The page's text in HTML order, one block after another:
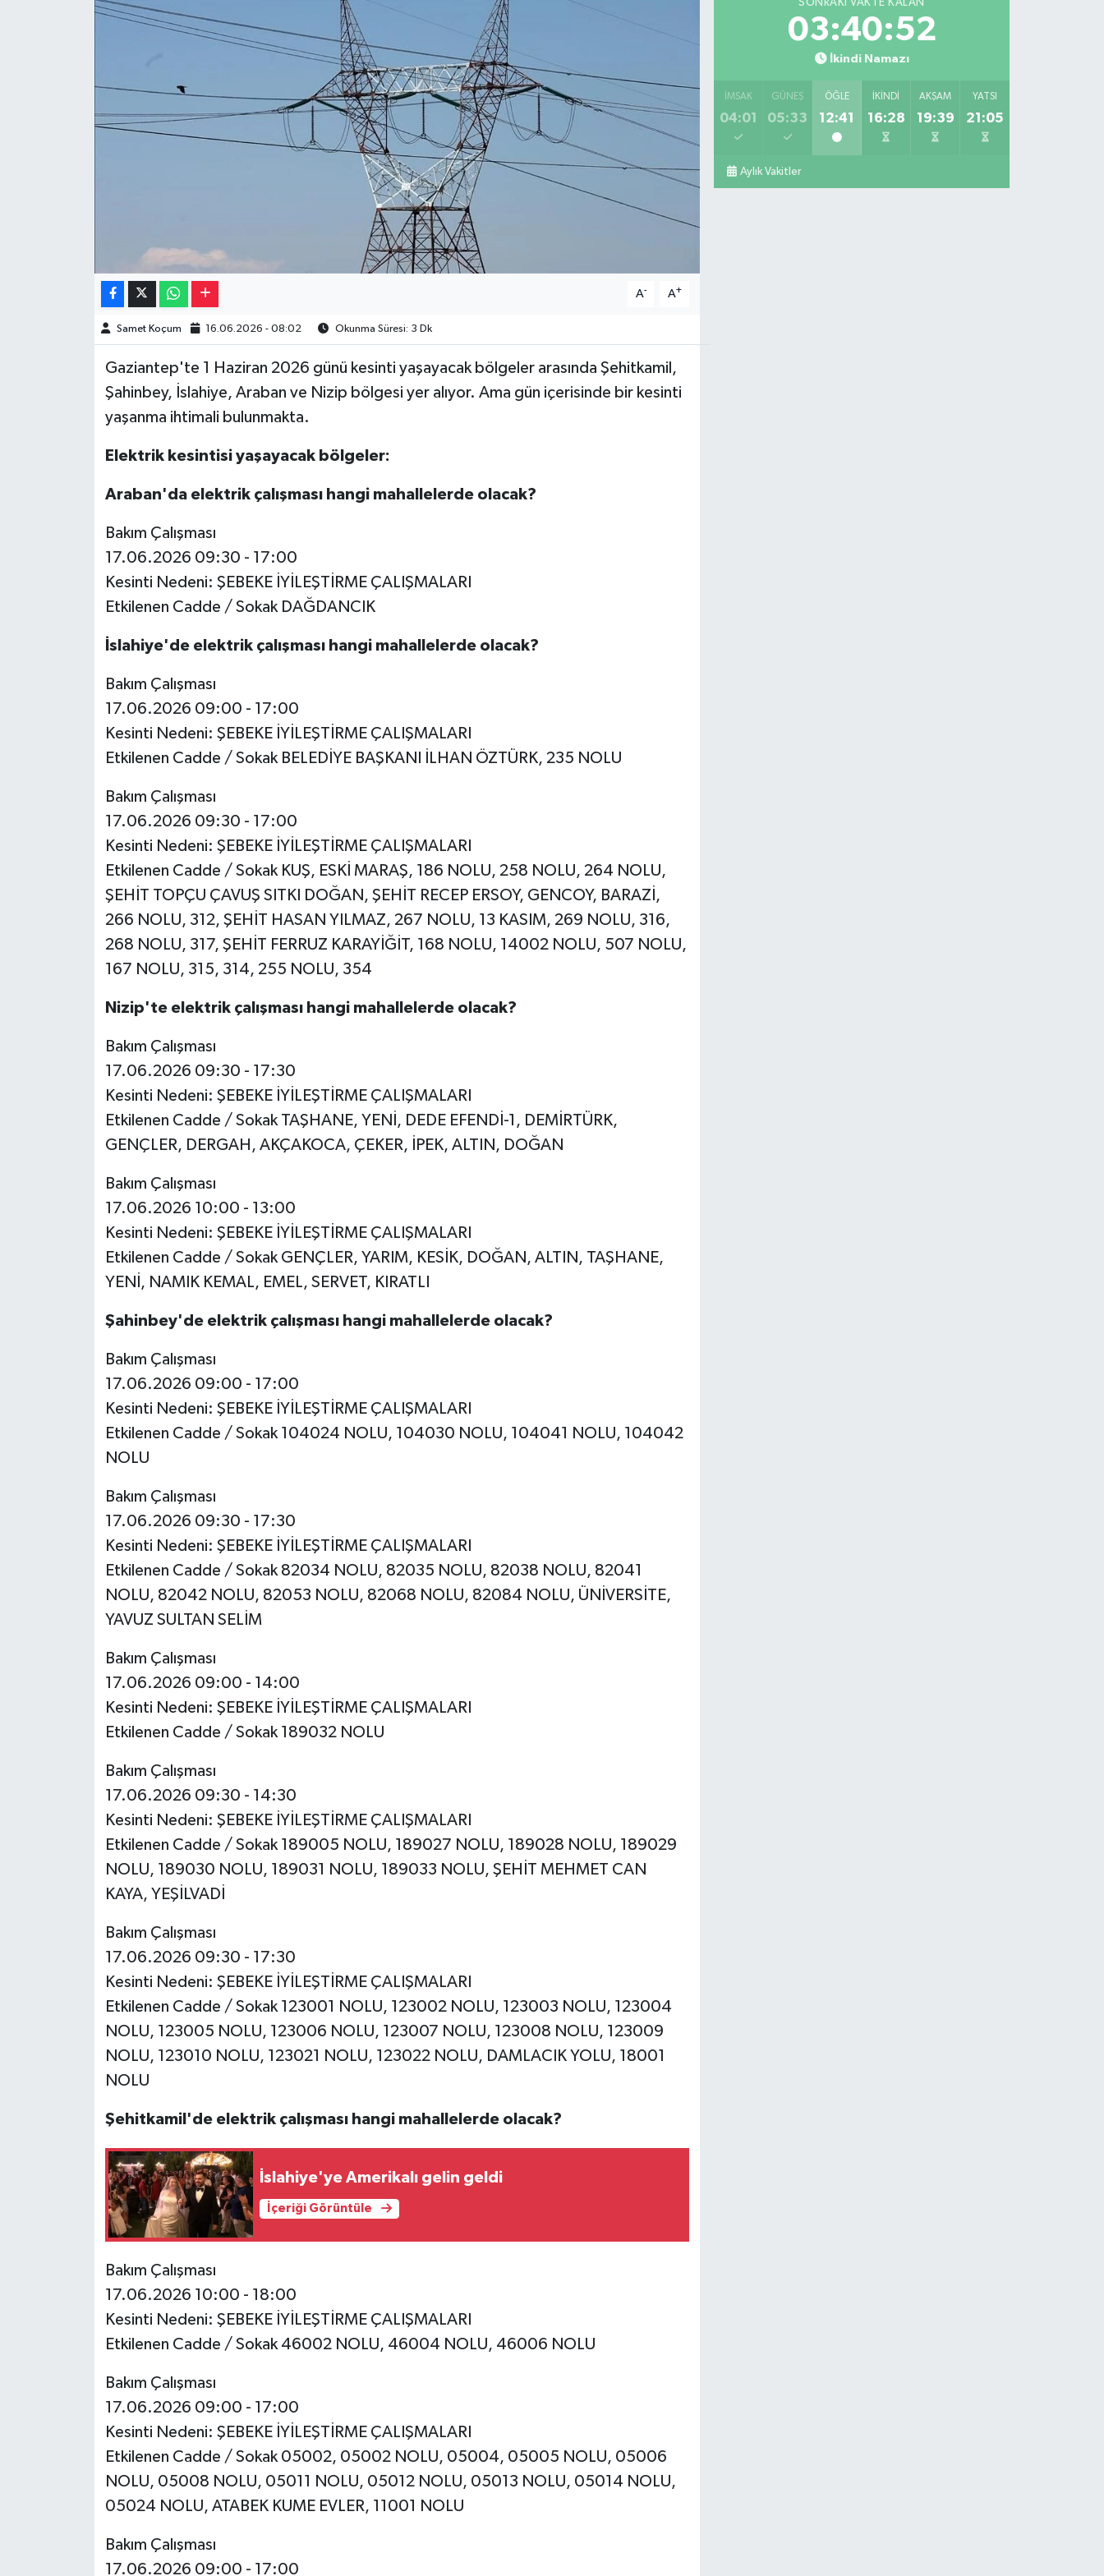
A- A+
Samet Koçum 16.06.2026 - 08:02 Okunma Süresi: 3 Dk
Gaziantep'te 1 Haziran 2026 günü kesinti yaşayacak bölgeler arasında Şehitkamil,
Şahinbey, İslahiye, Araban ve Nizip bölgesi yer alıyor. Ama gün içerisinde bir kesinti
yaşanma ihtimali bulunmakta.
Elektrik kesintisi yaşayacak bölgeler:
Araban'da elektrik çalışması hangi mahallelerde olacak?
Bakım Çalışması
17.06.2026 09:30 - 17:00
Kesinti Nedeni: ŞEBEKE İYİLEŞTİRME ÇALIŞMALARI
Etkilenen Cadde / Sokak DAĞDANCIK
İslahiye'de elektrik çalışması hangi mahallelerde olacak?
Bakım Çalışması
17.06.2026 09:00 - 17:00
Kesinti Nedeni: ŞEBEKE İYİLEŞTİRME ÇALIŞMALARI
Etkilenen Cadde / Sokak BELEDİYE BAŞKANI İLHAN ÖZTÜRK, 235 NOLU
Bakım Çalışması
17.06.2026 09:30 - 17:00
Kesinti Nedeni: ŞEBEKE İYİLEŞTİRME ÇALIŞMALARI
Etkilenen Cadde / Sokak KUŞ, ESKİ MARAŞ, 186 NOLU, 258 NOLU, 264 NOLU,
ŞEHİT TOPÇU ÇAVUŞ SITKI DOĞAN, ŞEHİT RECEP ERSOY, GENCOY, BARAZİ,
266 NOLU, 312, ŞEHİT HASAN YILMAZ, 267 NOLU, 13 KASIM, 269 NOLU, 316,
268 NOLU, 317, ŞEHİT FERRUZ KARAYİĞİT, 168 NOLU, 14002 NOLU, 507 NOLU,
167 NOLU, 315, 314, 255 NOLU, 354
Nizip'te elektrik çalışması hangi mahallelerde olacak?
Bakım Çalışması
17.06.2026 09:30 - 17:30
Kesinti Nedeni: ŞEBEKE İYİLEŞTİRME ÇALIŞMALARI
Etkilenen Cadde / Sokak TAŞHANE, YENİ, DEDE EFENDİ-1, DEMİRTÜRK,
GENÇLER, DERGAH, AKÇAKOCA, ÇEKER, İPEK, ALTIN, DOĞAN
Bakım Çalışması
17.06.2026 10:00 - 13:00
Kesinti Nedeni: ŞEBEKE İYİLEŞTİRME ÇALIŞMALARI
Etkilenen Cadde / Sokak GENÇLER, YARIM, KESİK, DOĞAN, ALTIN, TAŞHANE,
YENİ, NAMIK KEMAL, EMEL, SERVET, KIRATLI
Şahinbey'de elektrik çalışması hangi mahallelerde olacak?
Bakım Çalışması
17.06.2026 09:00 - 17:00
Kesinti Nedeni: ŞEBEKE İYİLEŞTİRME ÇALIŞMALARI
Etkilenen Cadde / Sokak 104024 NOLU, 104030 NOLU, 104041 NOLU, 104042
NOLU
Bakım Çalışması
17.06.2026 09:30 - 17:30
Kesinti Nedeni: ŞEBEKE İYİLEŞTİRME ÇALIŞMALARI
Etkilenen Cadde / Sokak 82034 NOLU, 82035 NOLU, 82038 NOLU, 82041
NOLU, 82042 NOLU, 82053 NOLU, 82068 NOLU, 82084 NOLU, ÜNİVERSİTE,
YAVUZ SULTAN SELİM
Bakım Çalışması
17.06.2026 09:00 - 14:00
Kesinti Nedeni: ŞEBEKE İYİLEŞTİRME ÇALIŞMALARI
Etkilenen Cadde / Sokak 189032 NOLU
Bakım Çalışması
17.06.2026 09:30 - 14:30
Kesinti Nedeni: ŞEBEKE İYİLEŞTİRME ÇALIŞMALARI
Etkilenen Cadde / Sokak 189005 NOLU, 189027 NOLU, 189028 NOLU, 189029
NOLU, 189030 NOLU, 189031 NOLU, 189033 NOLU, ŞEHİT MEHMET CAN
KAYA, YEŞİLVADİ
Bakım Çalışması
17.06.2026 09:30 - 17:30
Kesinti Nedeni: ŞEBEKE İYİLEŞTİRME ÇALIŞMALARI
Etkilenen Cadde / Sokak 123001 NOLU, 123002 NOLU, 123003 NOLU, 123004
NOLU, 123005 NOLU, 123006 NOLU, 123007 NOLU, 123008 NOLU, 123009
NOLU, 123010 NOLU, 123021 NOLU, 123022 NOLU, DAMLACIK YOLU, 18001
NOLU
Şehitkamil'de elektrik çalışması hangi mahallelerde olacak?
İslahiye'ye Amerikalı gelin geldi
İçeriği Görüntüle
Bakım Çalışması
17.06.2026 10:00 - 18:00
Kesinti Nedeni: ŞEBEKE İYİLEŞTİRME ÇALIŞMALARI
Etkilenen Cadde / Sokak 46002 NOLU, 46004 NOLU, 46006 NOLU
Bakım Çalışması
17.06.2026 09:00 - 17:00
Kesinti Nedeni: ŞEBEKE İYİLEŞTİRME ÇALIŞMALARI
Etkilenen Cadde / Sokak 05002, 05002 NOLU, 05004, 05005 NOLU, 05006
NOLU, 05008 NOLU, 05011 NOLU, 05012 NOLU, 05013 NOLU, 05014 NOLU,
05024 NOLU, ATABEK KUME EVLER, 11001 NOLU
Bakım Çalışması
17.06.2026 09:00 - 17:00
SONRAKI VAKTE KALAN
03:40:51
İkindi Namazı
İMSAK
04:01
GÜNEŞ
05:33
ÖĞLE
12:41
İKINDI
16:28
AKŞAM
19:39
YATSI
21:05
Aylık Vakitler
Resmi İlanlar
Teknoloji
Yeme-İçme